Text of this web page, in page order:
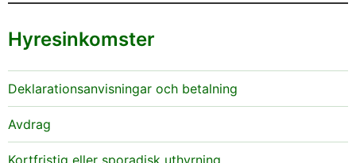
Hyresinkomster
Deklarationsanvisningar och betalning
Avdrag